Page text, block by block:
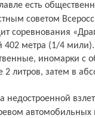
советом
соревнования
402 метра (1/4 мили).
иномарки с
2 литров, затем в
автомобильных